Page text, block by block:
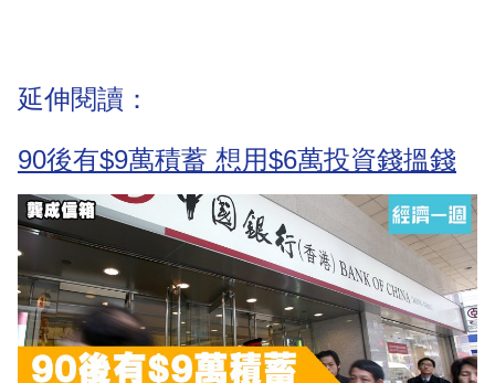
延伸閱讀：
90後有$9萬積蓄 想用$6萬投資錢搵錢